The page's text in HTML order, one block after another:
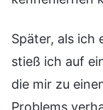
Später, als ich
stieß ich auf
die mir zu
Problems